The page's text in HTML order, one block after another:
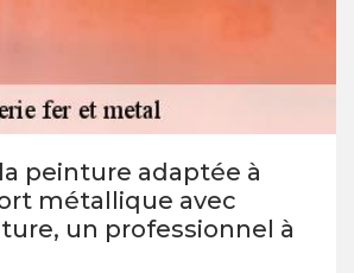
peinture adaptée à
métallique avec
un professionnel à